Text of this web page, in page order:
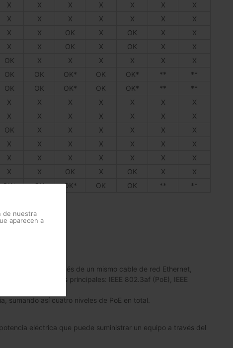
X X X X X X
X
X X X X X X
X
X X OK X OK X
X
X X OK X OK X
X
OK X X X X X
X
OK OK OK* OK OK* **
**
OK OK OK* OK OK* ** **
X X X X X X
X
X X X X X X
X
OK X X X X X
X
X X X X X X
X
X X X X X X
X
X X OK X OK X
X
OK* OK OK* OK OK **
**
y datos a través de un mismo cable de red Ethernet,
tres estándares principales: IEEE 802.3af (PoE), IEEE
sumando así cuatro niveles de PoE en total.
eléctrica que puede suministrar un equipo a través del
de nuestra
aparecen a